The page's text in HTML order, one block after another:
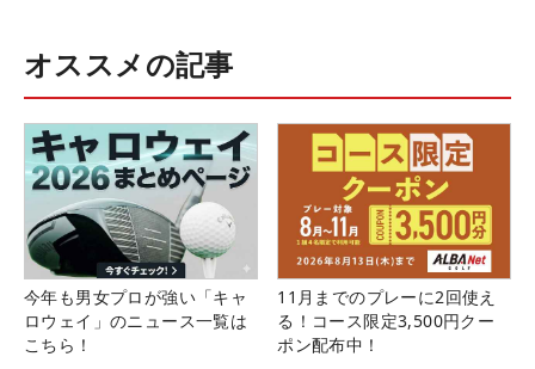
オススメの記事
今年も男女プロが強い「キャ
ロウェイ」のニュース一覧は
こちら！
11月までのプレーに2回使え
る！コース限定3,500円クー
ポン配布中！